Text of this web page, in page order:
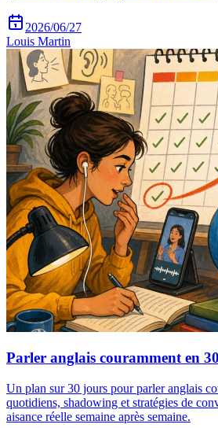
2026/06/27
Louis Martin
Parler anglais couramment en
Un plan sur 30 jours pour parler anglais
quotidiens, shadowing et stratégies de
aisance réelle semaine après semaine.